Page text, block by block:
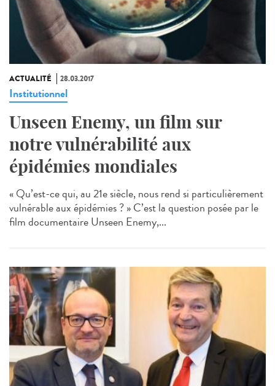
ACTUALITÉ 28.03.2017
Institutionnel
Unseen Enemy, un film sur
notre vulnérabilité aux
épidémies mondiales
« Qu’est-ce qui, au 21e siècle, nous rend si particulièrement
vulnérable aux épidémies ? » C’est la question posée par le
film documentaire Unseen Enemy,...